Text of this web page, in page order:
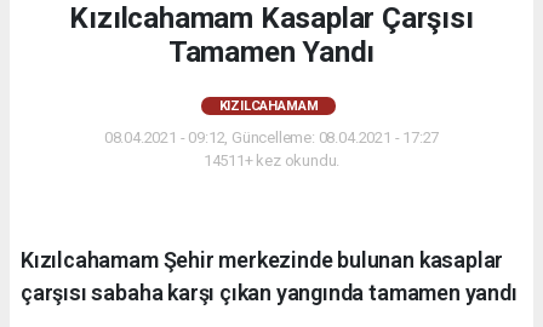
Kızılcahamam Kasaplar Çarşısı
Tamamen Yandı
KIZILCAHAMAM
08.04.2021 - 09:12, Güncelleme: 08.04.2021 - 17:27
14511+ kez okundu.
Kızılcahamam Şehir merkezinde bulunan kasaplar
çarşısı sabaha karşı çıkan yangında tamamen yandı